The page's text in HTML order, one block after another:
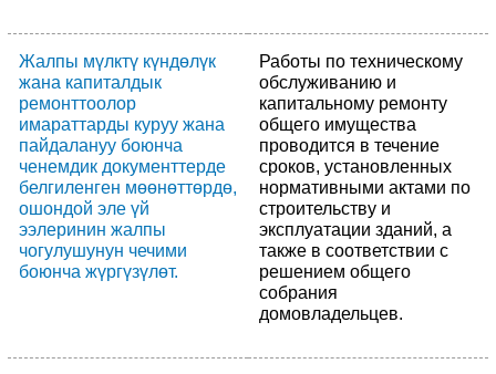
Жалпы мүлктү күндөлүк
жана капиталдык
ремонттоолор
имараттарды куруу жана
пайдалануу боюнча
ченемдик документтерде
белгиленген мөөнөттөрдө,
ошондой эле үй
ээлеринин жалпы
чогулушунун чечими
боюнча жүргүзүлөт.
Работы по техническому
обслуживанию и
капитальному ремонту
общего имущества
проводится в течение
сроков, установленных
нормативными актами по
строительству и
эксплуатации зданий, а
также в соответствии с
решением общего
собрания
домовладельцев.